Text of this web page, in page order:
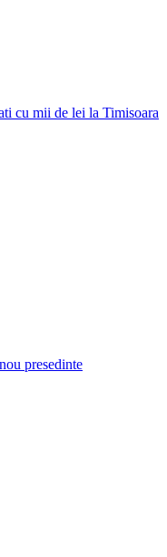
cu mii de lei la Timisoara
presedinte